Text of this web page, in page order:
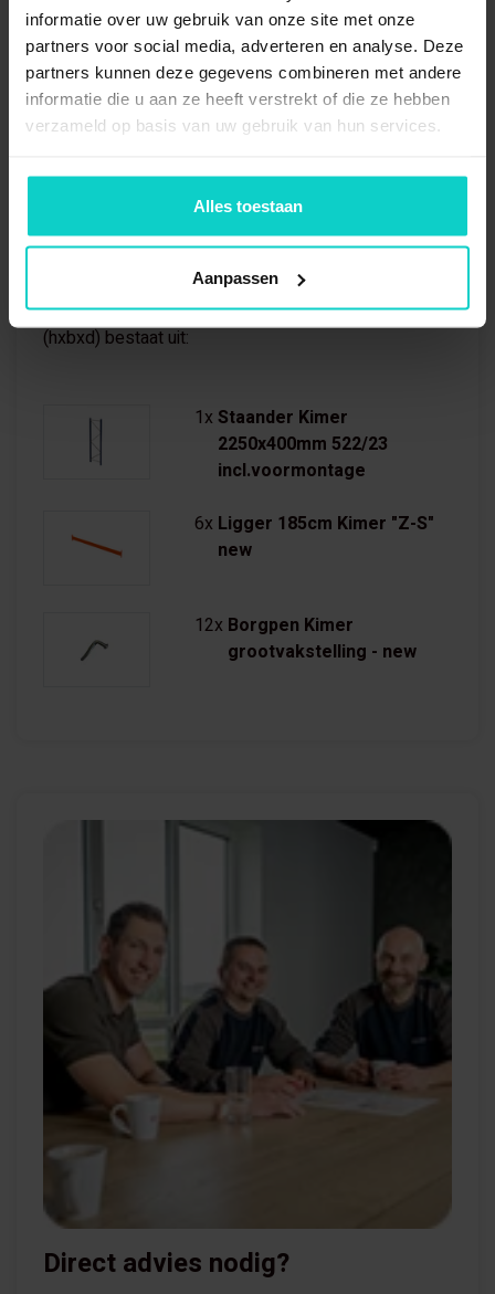
informatie over uw gebruik van onze site met onze
partners voor social media, adverteren en analyse. Deze
partners kunnen deze gegevens combineren met andere
informatie die u aan ze heeft verstrekt of die ze hebben
verzameld op basis van uw gebruik van hun services.
Alles toestaan
Aanpassen
Hoogte
2250 mm
Diepte
400 mm
Aantal Niveaus
3 niveaus
Wat is inbegrepen?
Bandenstelling Aanbouwvak 2250x1900x400mm
(hxbxd) bestaat uit:
1x Staander Kimer
2250x400mm 522/23
incl.voormontage
6x Ligger 185cm Kimer "Z-S"
new
12x Borgpen Kimer
grootvakstelling - new
Direct advies nodig?